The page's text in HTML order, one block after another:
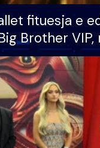
fituesja e
Brother
prej 100